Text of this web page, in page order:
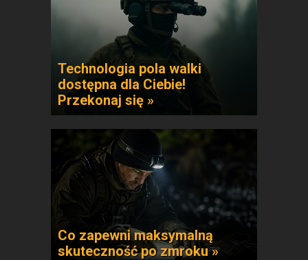
Technologia pola walki
dostępna dla Ciebie!
Przekonaj się »
Co zapewni maksymalną
skuteczność po zmroku »